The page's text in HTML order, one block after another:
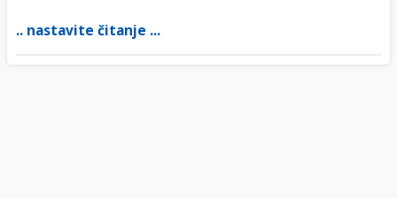
.. nastavite čitanje ...